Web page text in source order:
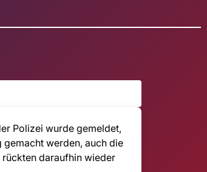
Polizei wurde gemeldet,
gemacht werden, auch die
daraufhin wieder